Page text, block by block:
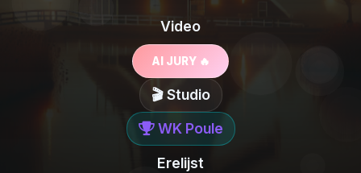
Video
AI JURY 🔥
🎬 Studio
WK Poule
Erelijst